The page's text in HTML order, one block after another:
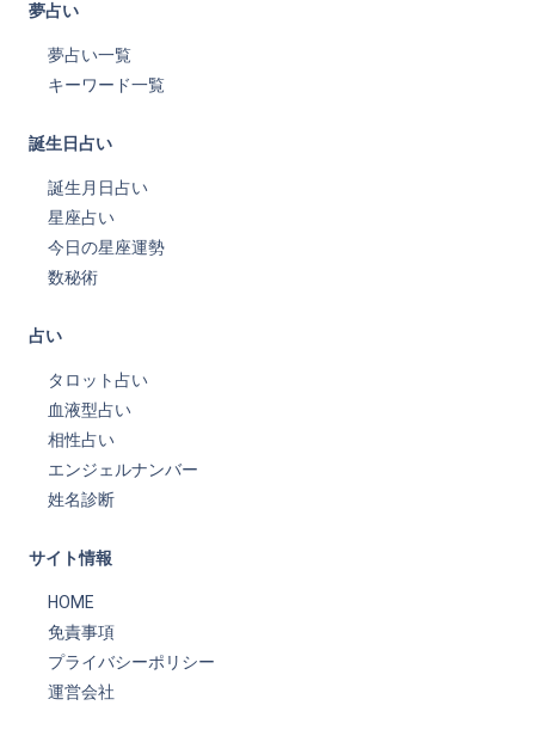
夢占い
夢占い一覧
キーワード一覧
誕生日占い
誕生月日占い
星座占い
今日の星座運勢
数秘術
占い
タロット占い
血液型占い
相性占い
エンジェルナンバー
姓名診断
サイト情報
HOME
免責事項
プライバシーポリシー
運営会社